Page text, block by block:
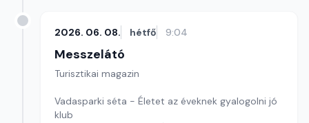
2026. 06. 08. hétfő 9:04
Messzelátó
Turisztikai magazin
Vadasparki séta - Életet az éveknek gyalogolni jó
klub